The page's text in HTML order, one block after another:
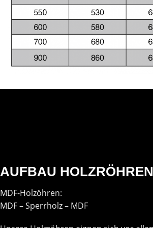
AUFBAU HOLZRÖHREN
MDF-Holzöhren:
MDF – Sperrholz – MDF